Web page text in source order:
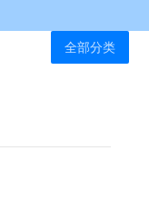
全部分类